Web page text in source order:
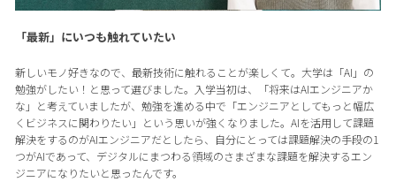
「最新」にいつも触れていたい
新しいモノ好きなので、最新技術に触れることが楽しくて。大学は「AI」の
勉強がしたい！と思って選びました。入学当初は、「将来はAIエンジニアか
な」と考えていましたが、勉強を進める中で「エンジニアとしてもっと幅広
くビジネスに関わりたい」という思いが強くなりました。AIを活用して課題
解決をするのがAIエンジニアだとしたら、自分にとっては課題解決の手段の1
つがAIであって、デジタルにまつわる領域のさまざまな課題を解決するエン
ジニアになりたいと思ったんです。